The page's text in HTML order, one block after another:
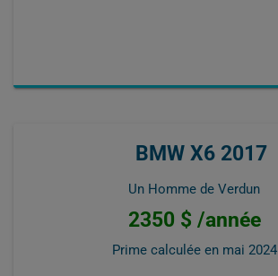
BMW X6 2017
Un Homme de Verdun
2350 $ /année
Prime calculée en mai 2024